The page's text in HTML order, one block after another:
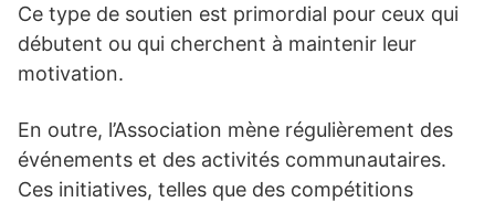
Ce type de soutien est primordial pour ceux qui
débutent ou qui cherchent à maintenir leur
motivation.
En outre, l’Association mène régulièrement des
événements et des activités communautaires.
Ces initiatives, telles que des compétitions